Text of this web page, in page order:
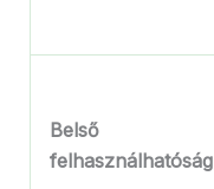
Belső
felhasználhatóság